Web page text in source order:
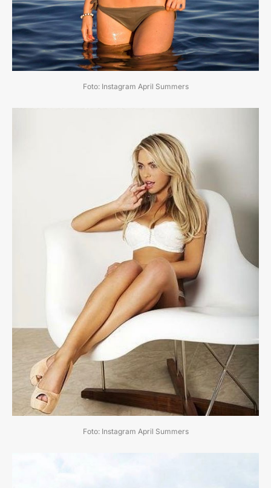
Foto: Instagram April Summers
Foto: Instagram April Summers